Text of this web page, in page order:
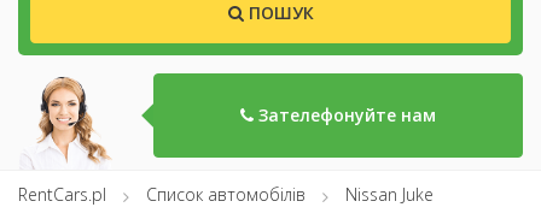
ПОШУК
Зателефонуйте нам
RentCars.pl Список автомобілів Nissan Juke